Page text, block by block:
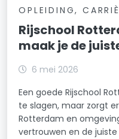
OPLEIDING,
Rijschool
maak je de
6 mei 2026
Een goede Rijschool
te slagen, maar zorgt
Rotterdam en
vertrouwen en de